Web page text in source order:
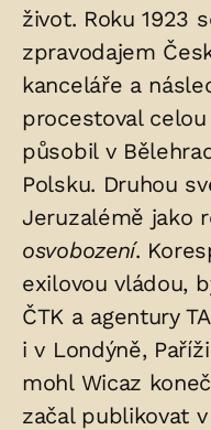
život. Roku 1923
zpravodajem
kanceláře a
procestoval
působil v
Polsku. Druhou
Jeruzalémě jako
osvobození.
exilovou vládou,
ČTK a agentury
i v Londýně,
mohl Wicaz
začal publikovat